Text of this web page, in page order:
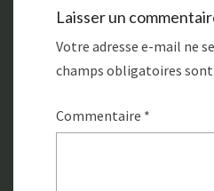
Laisser un
Votre adresse e-mail ne
champs obligatoires sont
Commentaire *